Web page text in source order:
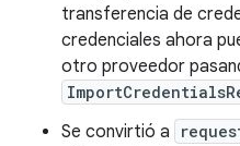
transferencia de
credenciales ahora
otro proveedor
Se convirtió a